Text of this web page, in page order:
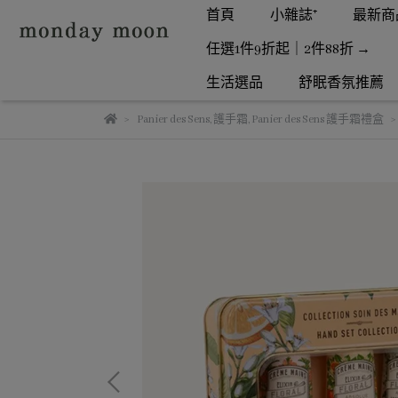
首頁 小雜誌⁺ 最新商
任選1件9折起｜2件88折 →
生活選品 舒眠香氛推薦
Panier des Sens, 護手霜, Panier des Sens 護手霜禮盒